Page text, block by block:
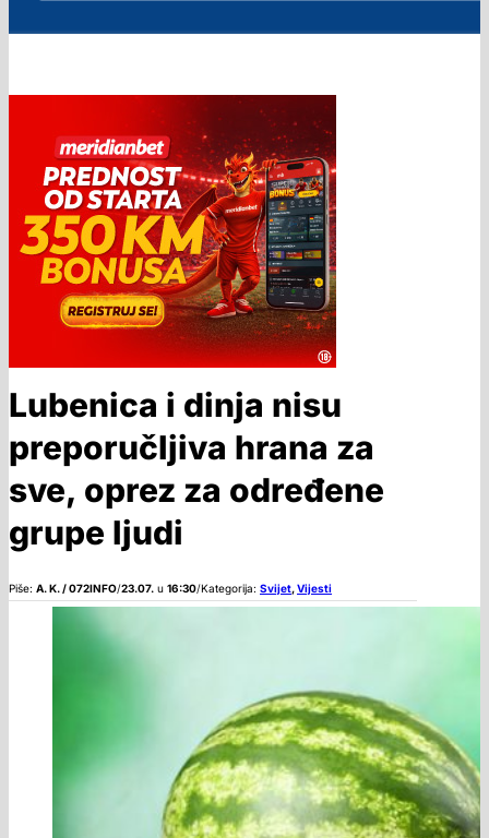
Lubenica i dinja nisu
preporučljiva hrana za
sve, oprez za određene
grupe ljudi
Piše: A. K. / 072INFO/23.07. u 16:30/Kategorija: Svijet,Vijesti